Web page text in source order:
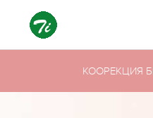
КООРЕКЦИЯ